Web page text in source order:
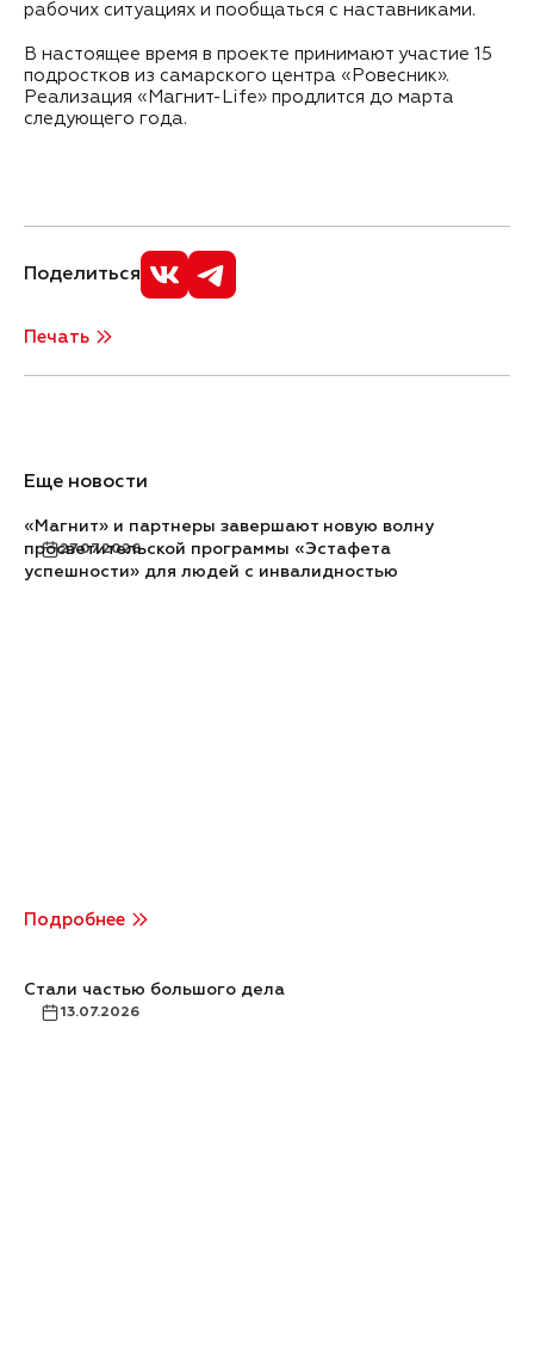
рабочих ситуациях и пообщаться с наставниками.
В настоящее время в проекте принимают участие 15
подростков из самарского центра «Ровесник».
Реализация «Магнит-Life» продлится до марта
следующего года.
Печать
Поделиться
Еще новости
27.07.2026
«Магнит» и партнеры завершают новую волну
просветительской программы «Эстафета
успешности» для людей с инвалидностью
Подробнее
13.07.2026
Стали частью большого дела